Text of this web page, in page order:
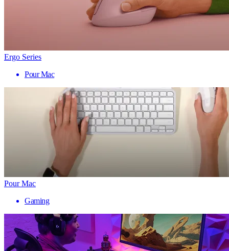
Ergo Series
Pour Mac
Pour Mac
Gaming